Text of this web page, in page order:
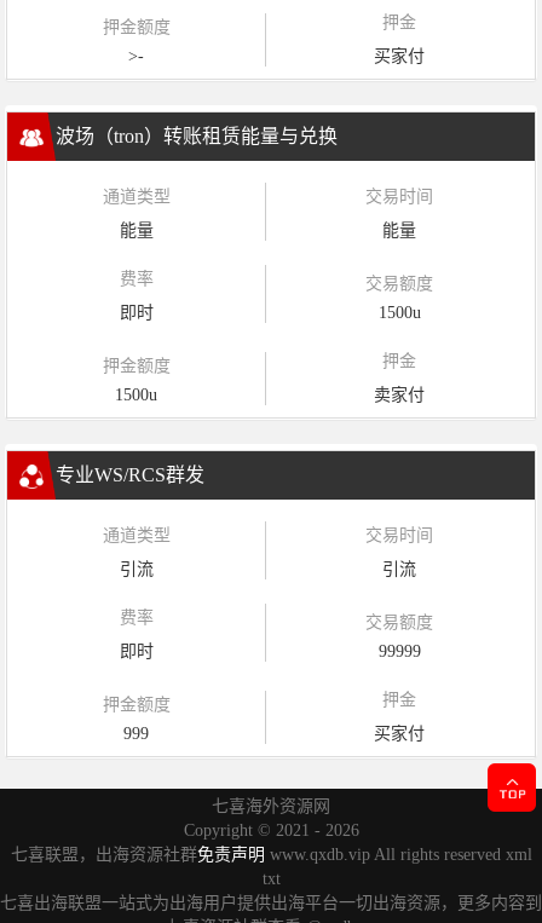
押金额度
>-
押金
买家付
波场（tron）转账租赁能量与兑换
通道类型
能量
交易时间
能量
费率
即时
交易额度
1500u
押金额度
1500u
押金
卖家付
专业WS/RCS群发
通道类型
引流
交易时间
引流
费率
即时
交易额度
99999
押金额度
999
押金
买家付
七喜海外资源网
Copyright © 2021 - 2026
七喜联盟，出海资源社群免责声明 www.qxdb.vip All rights reserved xml
txt
七喜出海联盟一站式为出海用户提供出海平台一切出海资源，更多内容到